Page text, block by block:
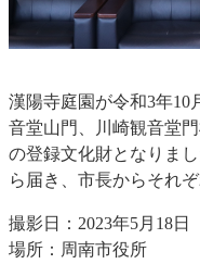
漢陽寺庭園が令和3年10
音堂山門、川崎観音堂
の登録文化財となりま
ら届き、市長からそれ
撮影日：2023年5月18日
場所：周南市役所